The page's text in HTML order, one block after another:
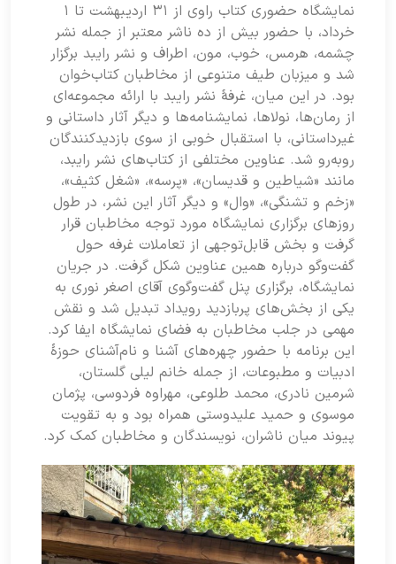
نمایشگاه حضوری کتاب راوی از ۳۱ اردیبهشت تا ۱
خرداد، با حضور بیش از ده ناشر معتبر از جمله نشر
چشمه، هرمس، خوب، مون، اطراف و نشر رایبد برگزار
شد و میزبان طیف متنوعی از مخاطبان کتاب‌خوان
بود. در این میان، غرفهٔ نشر رایبد با ارائه مجموعه‌ای
از رمان‌ها، نولاها، نمایشنامه‌ها و دیگر آثار داستانی و
غیرداستانی، با استقبال خوبی از سوی بازدیدکنندگان
روبه‌رو شد. عناوین مختلفی از کتاب‌های نشر رایبد،
مانند «شیاطین و قدیسان»، «پرسه»، «شغل کثیف»،
«زخم و تشنگی»، «وال» و دیگر آثار این نشر، در طول
روزهای برگزاری نمایشگاه مورد توجه مخاطبان قرار
گرفت و بخش قابل‌توجهی از تعاملات غرفه حول
گفت‌وگو درباره همین عناوین شکل گرفت. در جریان
نمایشگاه، برگزاری پنل گفت‌وگوی آقای اصغر نوری به
یکی از بخش‌های پربازدید رویداد تبدیل شد و نقش
مهمی در جلب مخاطبان به فضای نمایشگاه ایفا کرد.
این برنامه با حضور چهره‌های آشنا و نام‌آشنای حوزهٔ
ادبیات و مطبوعات، از جمله خانم لیلی گلستان،
شرمین نادری، محمد طلوعی، مهراوه فردوسی، پژمان
موسوی و حمید علیدوستی همراه بود و به تقویت
پیوند میان ناشران، نویسندگان و مخاطبان کمک کرد.